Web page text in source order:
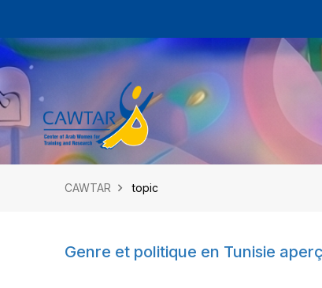
CAWTAR topic
Genre et politique en Tunisie